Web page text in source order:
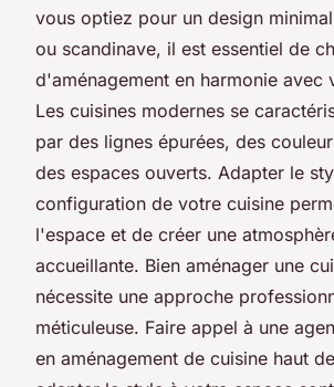
vous optiez pour un design
ou scandinave, il est essentiel de
d'aménagement en harmonie avec
Les cuisines modernes se
par des lignes épurées, des
des espaces ouverts. Adapter le
configuration de votre cuisine
l'espace et de créer une
accueillante. Bien aménager une
nécessite une approche
méticuleuse. Faire appel à une
en aménagement de cuisine haut